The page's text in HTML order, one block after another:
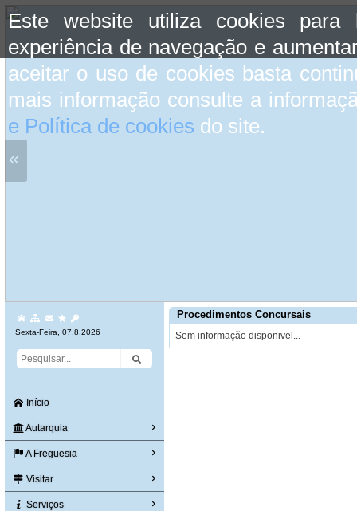
Este website utiliza cookies para
experiência de navegação e
aceitar o uso de cookies basta
mais informação consulte a
e Política de cookies do site.
«
Sexta-Feira, 07.8.2026
Início
Autarquia
A Freguesia
Visitar
Serviços
Procedimentos Concursais
Sem informação disponivel...